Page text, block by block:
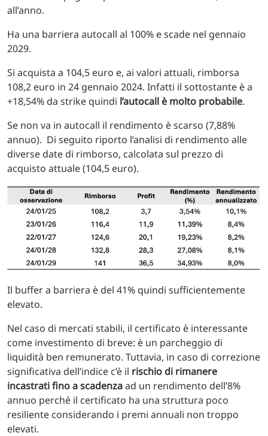
all’anno.
Ha una barriera autocall al 100% e scade nel gennaio
2029.
Si acquista a 104,5 euro e, ai valori attuali, rimborsa
108,2 euro in 24 gennaio 2024. Infatti il sottostante è a
+18,54% da strike quindi l’autocall è molto probabile.
Se non va in autocall il rendimento è scarso (7,88%
annuo). Di seguito riporto l’analisi di rendimento alle
diverse date di rimborso, calcolata sul prezzo di
acquisto attuale (104,5 euro).
Il buffer a barriera è del 41% quindi sufficientemente
elevato.
Nel caso di mercati stabili, il certificato è interessante
come investimento di breve: è un parcheggio di
liquidità ben remunerato. Tuttavia, in caso di correzione
significativa dell’indice c’è il rischio di rimanere
incastrati fino a scadenzaad un rendimento dell’8%
annuo perché il certificato ha una struttura poco
resiliente considerando i premi annuali non troppo
elevati.